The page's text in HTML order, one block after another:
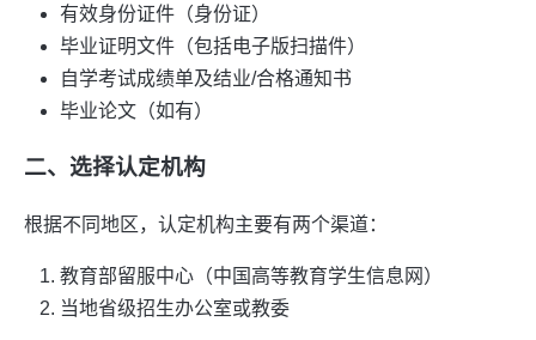
有效身份证件（身份证）
毕业证明文件（包括电子版扫描件）
自学考试成绩单及结业/合格通知书
毕业论文（如有）
二、选择认定机构
根据不同地区，认定机构主要有两个渠道：
教育部留服中心（中国高等教育学生信息网）
当地省级招生办公室或教委